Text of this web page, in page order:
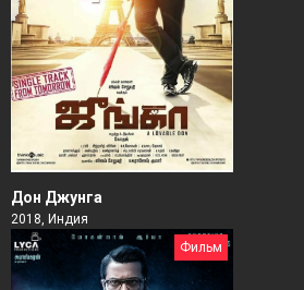
Дон Джунга
2018, Индия
Фильм